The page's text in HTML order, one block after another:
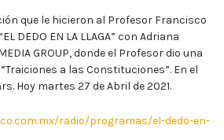
que le hicieron al Profesor Francisco
DEDO EN LA LLAGA” con Adriana
GROUP, donde el Profesor dio una
a las Constituciones”. En el
Hoy martes 27 de Abril de 2021.
radio/programas/el-dedo-en-